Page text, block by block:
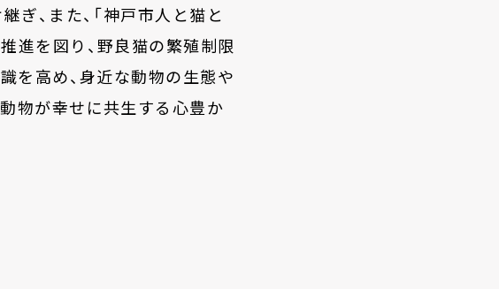
ぎ、また、「神戸市人と猫と
進を図り、野良猫の繁殖制限
を高め、身近な動物の生態や
物が幸せに共生する心豊か